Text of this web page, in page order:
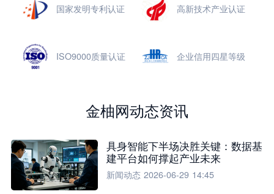
国家发明专利认证 高新技术产业认证
ISO9000质量认证 企业信用四星等级
金柚网动态资讯
具身智能下半场决胜关键：数据基
建平台如何撑起产业未来
新闻动态 2026-06-29 14:45